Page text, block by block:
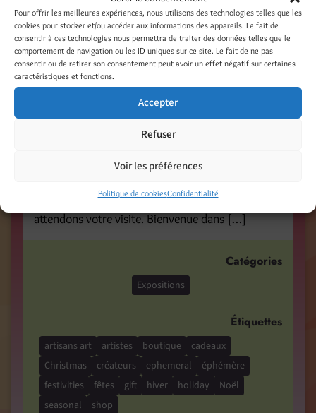
Pour offrir les meilleures expériences, nous utilisons des technologies telles que les
cookies pour stocker et/ou accéder aux informations des appareils. Le fait de
consentir à ces technologies nous permettra de traiter des données telles que le
comportement de navigation ou les ID uniques sur ce site. Le fait de ne pas
consentir ou de retirer son consentement peut avoir un effet négatif sur certaines
caractéristiques et fonctions.
Accepter
Refuser
Voir les préférences
Politique de cookiesConfidentialité
créateurs à Belfort / The Creators shop in
Belfort is opening !
15 novembre 2016
Noël approche ! Venez nous rendre visite à la
Boutique des créateurs de Territoires d’Artistes à
Belfort, entre le 26 Novembre et le 22 Décembre.
Cette boutique éphémère s’installe une nouvelle
fois à Belfort, quartier Roseraie, dans l’ancienne
expose avec plus de 20 autres créateurs. Nous
attendons votre visite. Bienvenue dans […]
Catégories
Expositions
Étiquettes
artisans art artistes boutique
cadeaux
Christmas
créateurs ephemeral
éphémère
festivities
fêtes gift hiver holiday
Noël
seasonal
shop